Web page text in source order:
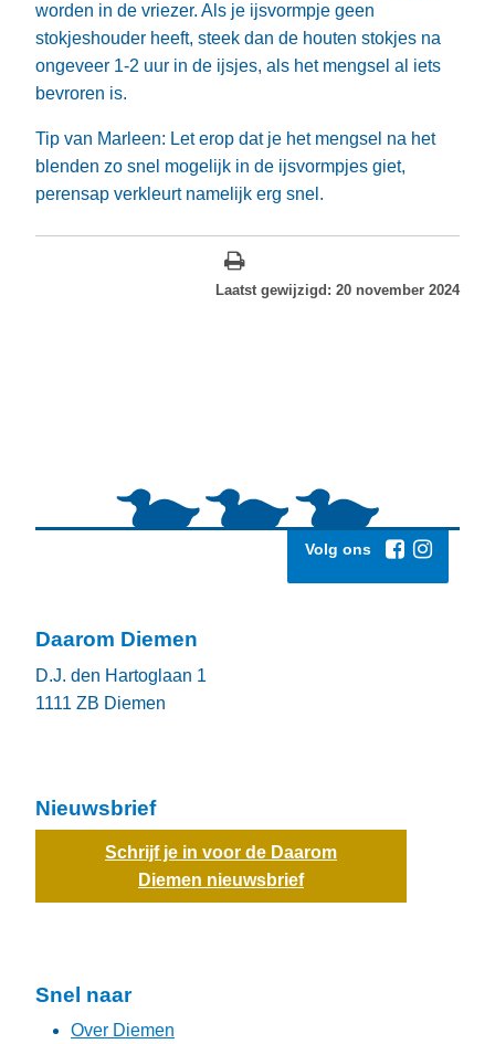
worden in de vriezer. Als je ijsvormpje geen
stokjeshouder heeft, steek dan de houten stokjes na
ongeveer 1-2 uur in de ijsjes, als het mengsel al iets
bevroren is.
Tip van Marleen: Let erop dat je het mengsel na het
blenden zo snel mogelijk in de ijsvormpjes giet,
perensap verkleurt namelijk erg snel.
Laatst gewijzigd: 20 november 2024
Volg ons
Daarom Diemen
D.J. den Hartoglaan 1
1111 ZB Diemen
Nieuwsbrief
Schrijf je in voor de Daarom
Diemen nieuwsbrief
Snel naar
Over Diemen